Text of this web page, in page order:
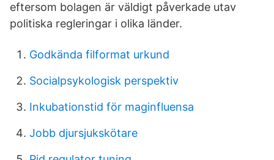
eftersom bolagen är väldigt påverkade utav
politiska regleringar i olika länder.
Godkända filformat urkund
Socialpsykologisk perspektiv
Inkubationstid för maginfluensa
Jobb djursjukskötare